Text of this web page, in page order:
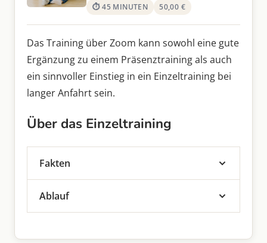
⏱ 45 MINUTEN 50,00 €
Das Training über Zoom kann sowohl eine gute
Ergänzung zu einem Präsenztraining als auch
ein sinnvoller Einstieg in ein Einzeltraining bei
langer Anfahrt sein.
Über das Einzeltraining
Fakten
Terminbestätigung
Ablauf
passenden Termin zu finden und teile mir